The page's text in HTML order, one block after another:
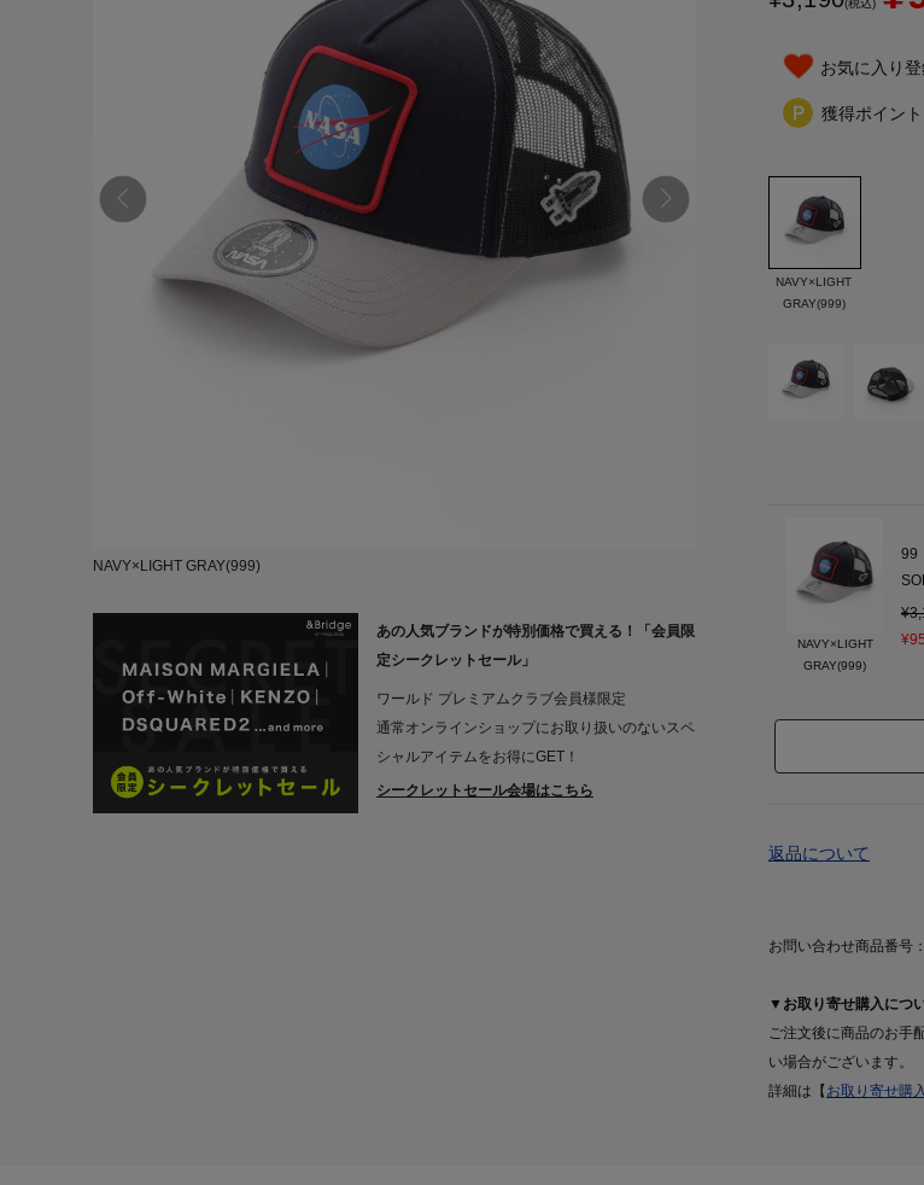
NAVY×LIGHT GRAY(999)
あの人気ブランドが特別価格で買える！「会員限
定シークレットセール」
ワールド プレミアムクラブ会員様限定
通常オンラインショップにお取り扱いのないスペ
シャルアイテムをお得にGET！
シークレットセール会場はこちら
(税込)
お気に入り
獲得ポイント
NAVY×LIGHT
GRAY(999)
NAVY×LIGHT
GRAY(999)
99
返品について
お問い合わせ商品番号：
▼お取り寄せ購入につ
ご注文後に商品のお手
い場合がございます。
詳細は【 お取り寄せ購